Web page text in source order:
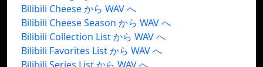
Bilibili Cheese から WAV へ
Bilibili Cheese Season から WAV へ
Bilibili Collection List から WAV へ
Bilibili Favorites List から WAV へ